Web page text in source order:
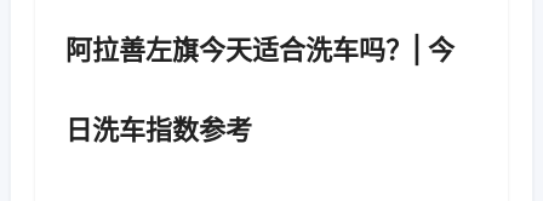
阿拉善左旗今天适合洗车吗？| 今
日洗车指数参考